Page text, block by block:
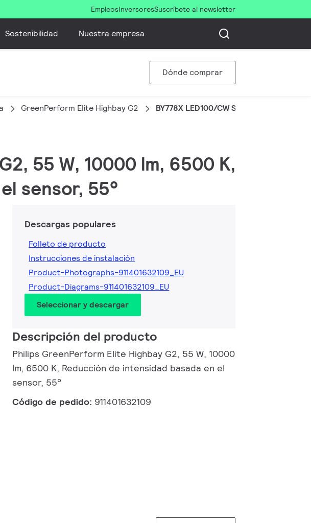
EmpleosInversoresSuscríbete al newsletter
Sostenibilidad Nuestra empresa
Dónde comprar
GreenPerform Elite Highbay G2 BY778X LED100/CW SIA NB
55 W, 10000 lm, 6500 K,
sensor, 55°
Descargas populares
Folleto de producto
Instrucciones de instalación
Product-Photographs-911401632109_EU
Product-Diagrams-911401632109_EU
Seleccionar y descargar
Descripción del producto
Philips GreenPerform Elite Highbay G2, 55 W, 10000
lm, 6500 K, Reducción de intensidad basada en el
sensor, 55°
Código de pedido: 911401632109